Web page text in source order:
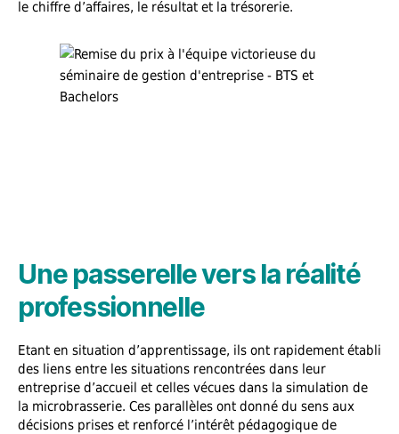
le chiffre d’affaires, le résultat et la trésorerie.
Une passerelle vers la réalité
professionnelle
Etant en situation d’apprentissage, ils ont rapidement établi
des liens entre les situations rencontrées dans leur
entreprise d’accueil et celles vécues dans la simulation de
la microbrasserie. Ces parallèles ont donné du sens aux
décisions prises et renforcé l’intérêt pédagogique de